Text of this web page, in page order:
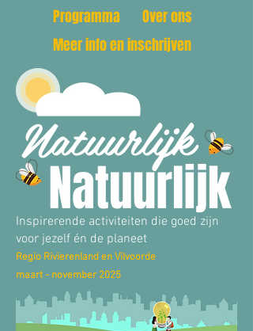
Programma
Over ons
Meer info en inschrijven
Inspirerende activiteiten die goed zijn
voor jezelf én de planeet
Regio Rivierenland en Vilvoorde
maart - november 2025